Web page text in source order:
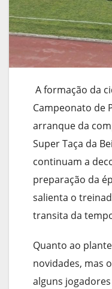
A formação da
Campeonato de
arranque da
Super Taça da
continuam a
preparação da
salienta o
transita da
Quanto ao
novidades, mas
alguns